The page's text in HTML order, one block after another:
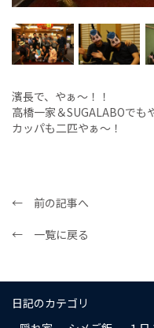
濱長で、やぁ〜！！
高橋一家＆SUGALABOでも
カッパも二匹やぁ〜！
← 前の記事へ
← 一覧に戻る
日記のカテゴリ